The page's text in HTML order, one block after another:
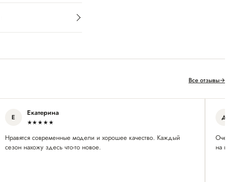
Все отзывы→
Е Екатерина
★★★★★
Нравятся современные модели и хорошее качество. Каждый
сезон нахожу здесь что-то новое.
Д
Очень
на